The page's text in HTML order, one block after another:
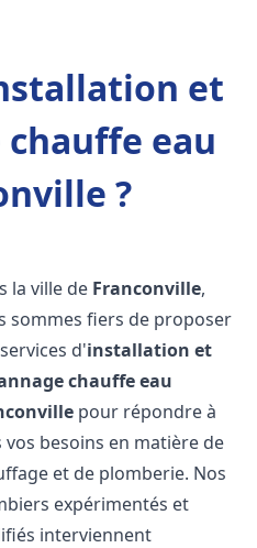
et
eau
?
la ville de Franconville,
sommes fiers de proposer
d'installation et
chauffe eau
pour répondre à
vos besoins en matière de
et de plomberie. Nos
expérimentés et
interviennent